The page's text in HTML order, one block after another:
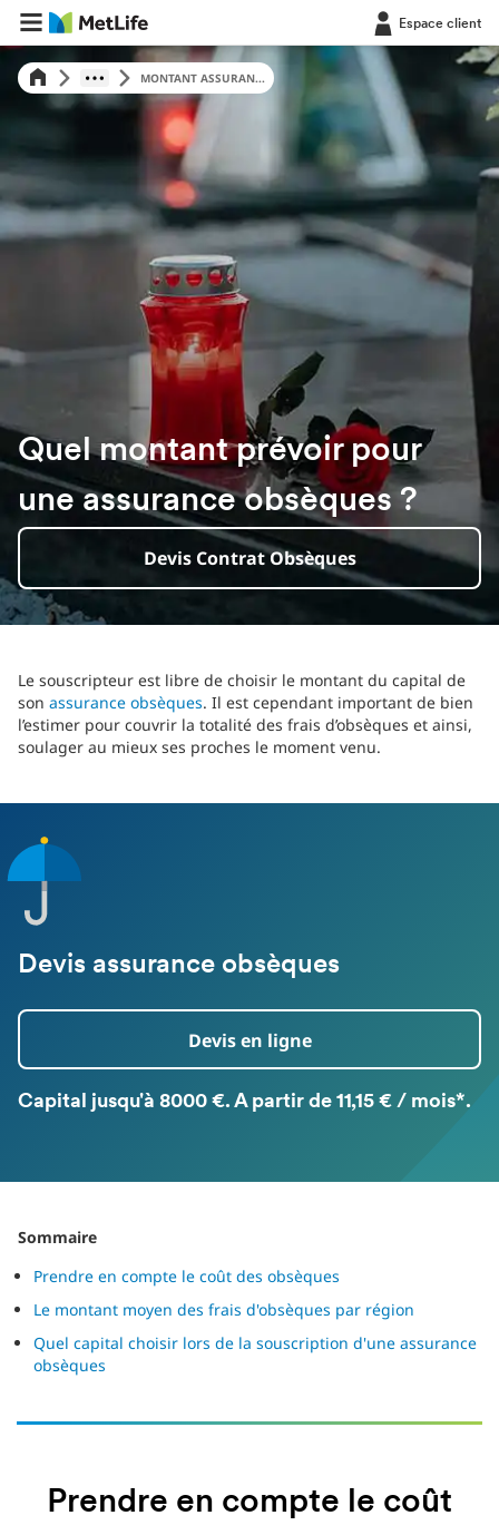
Espace client
MONTANT ASSURAN...
Quel montant prévoir pour
une assurance obsèques ?
Devis Contrat Obsèques
Le souscripteur est libre de choisir le montant du capital de
son assurance obsèques. Il est cependant important de bien
l’estimer pour couvrir la totalité des frais d’obsèques et ainsi,
soulager au mieux ses proches le moment venu.
Devis assurance obsèques
Devis en ligne
Capital jusqu'à 8000 €. A partir de 11,15 € / mois*.
Sommaire
Prendre en compte le coût des obsèques
Le montant moyen des frais d'obsèques par région
Quel capital choisir lors de la souscription d'une assurance
obsèques
Prendre en compte le coût